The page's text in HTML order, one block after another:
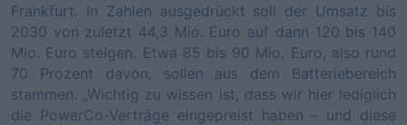
Frankfurt. In Zahlen ausgedrückt soll der Umsatz bis
2030 von zuletzt 44,3 Mio. Euro auf dann 120 bis 140
Mio. Euro steigen. Etwa 85 bis 90 Mio. Euro, also rund
70 Prozent davon, sollen aus dem Batteriebereich
stammen. „Wichtig zu wissen ist, dass wir hier lediglich
die PowerCo-Verträge eingepreist haben – und diese